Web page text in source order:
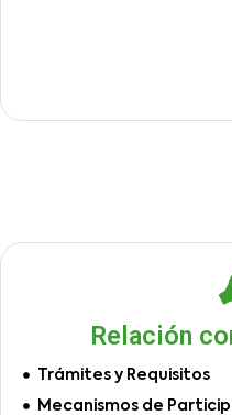
Relación
Trámites y Requisitos
Mecanismos de